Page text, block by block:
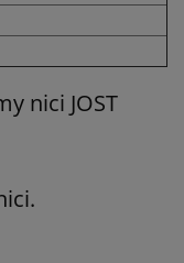
nici JOST